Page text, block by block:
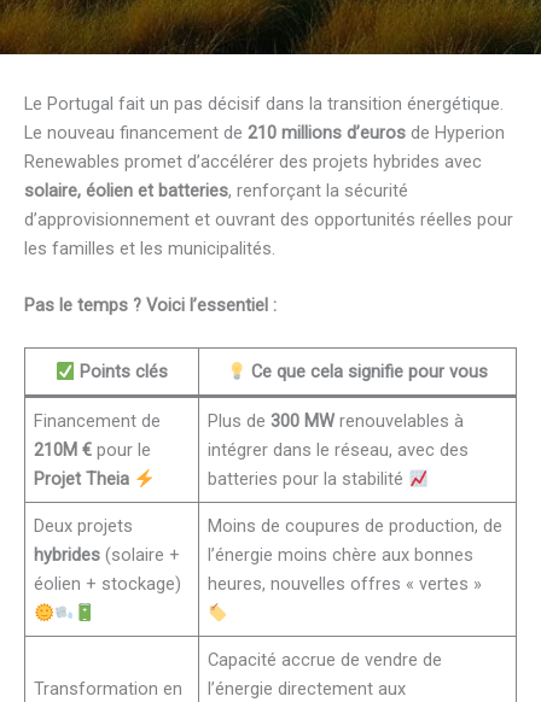
Le Portugal fait un pas décisif dans la transition énergétique.
Le nouveau financement de 210 millions d’euros de Hyperion
Renewables promet d’accélérer des projets hybrides avec
solaire, éolien et batteries, renforçant la sécurité
d’approvisionnement et ouvrant des opportunités réelles pour
les familles et les municipalités.
Pas le temps ? Voici l’essentiel :
Points clés Ce que cela signifie pour vous
Financement de
210M € pour le
Projet Theia
Plus de300 MW renouvelables à
intégrer dans le réseau, avec des
batteries pour la stabilité
Deux projets
hybrides (solaire +
éolien + stockage)
Moins de coupures de production, de
l’énergie moins chère aux bonnes
heures, nouvelles offres « vertes »
Transformation en
Capacité accrue de vendre de
l’énergie directement aux